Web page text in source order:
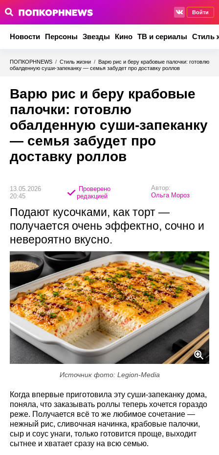
Войти
Новости Персоны Звезды Кино ТВ и сериалы Стиль
ПОПКОРНNEWS / Стиль жизни / Варю рис и беру крабовые палочки: готовлю
обалденную суши-запеканку — семья забудет про доставку роллов
Варю рис и беру крабовые
палочки: готовлю
обалденную суши-запеканку
— семья забудет про
доставку роллов
13.05.2026
20:45
Проверено
редакцией
Автор:
Ольга Мороз
Подают кусочками, как торт —
получается очень эффектно, сочно и
невероятно вкусно.
Источник фото: Legion-Media
Когда впервые приготовила эту суши-запеканку дома,
поняла, что заказывать роллы теперь хочется гораздо
реже. Получается всё то же любимое сочетание —
нежный рис, сливочная начинка, крабовые палочки,
сыр и соус унаги, только готовится проще, выходит
сытнее и хватает сразу на всю семью.